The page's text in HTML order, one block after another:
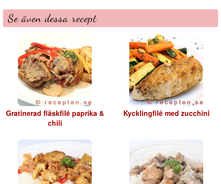
Se även dessa recept
Gratinerad fläskfilé paprika &
chili
Kycklingfilé med zucchini